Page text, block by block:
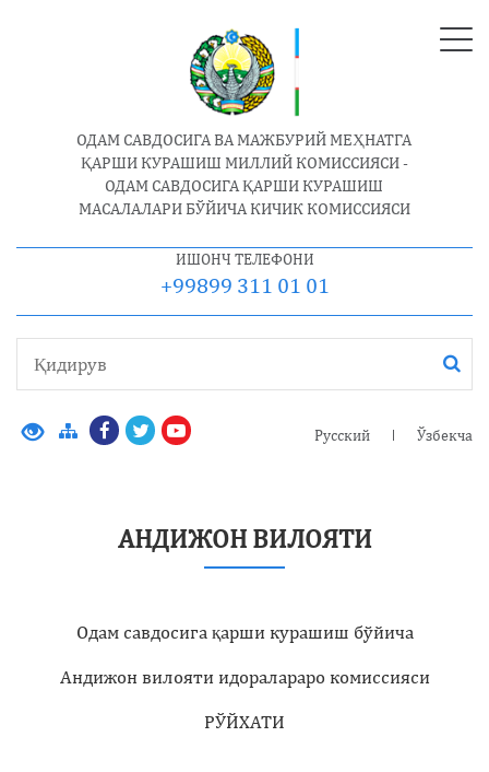
ОДАМ САВДОСИГА ВА МАЖБУРИЙ МЕҲНАТГА
ҚАРШИ КУРАШИШ МИЛЛИЙ КОМИССИЯСИ -
ОДАМ САВДОСИГА ҚАРШИ КУРАШИШ
МАСАЛАЛАРИ БЎЙИЧА КИЧИК КОМИССИЯСИ
ИШОНЧ ТЕЛЕФОНИ
+99899 311 01 01
Русский Ўзбекча
АНДИЖОН ВИЛОЯТИ
Одам савдосига қарши курашиш бўйича
Андижон вилояти идоралараро комиссияси
РЎЙХАТИ